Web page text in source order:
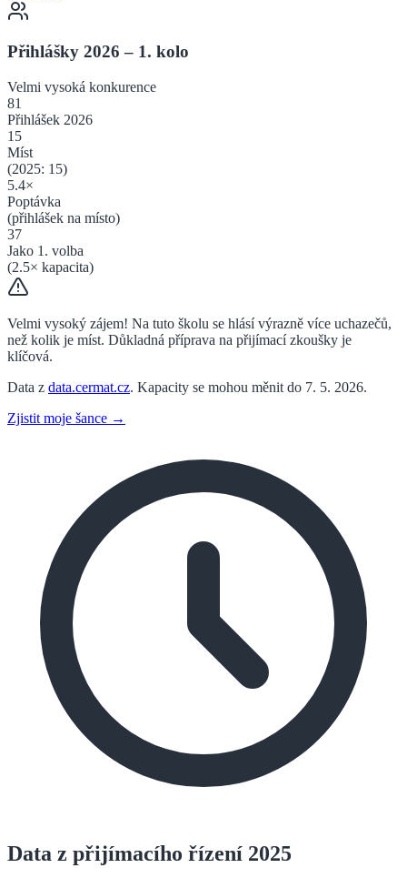
Přihlášky 2026 – 1. kolo
Velmi vysoká konkurence
81
Přihlášek 2026
15
Míst
(2025: 15)
5.4×
Poptávka
(přihlášek na místo)
37
Jako 1. volba
(2.5× kapacita)
Velmi vysoký zájem! Na tuto školu se hlásí výrazně více uchazečů,
než kolik je míst. Důkladná příprava na přijímací zkoušky je
klíčová.
Data z data.cermat.cz. Kapacity se mohou měnit do 7. 5. 2026.
Zjistit moje šance →
Data z přijímacího řízení 2025